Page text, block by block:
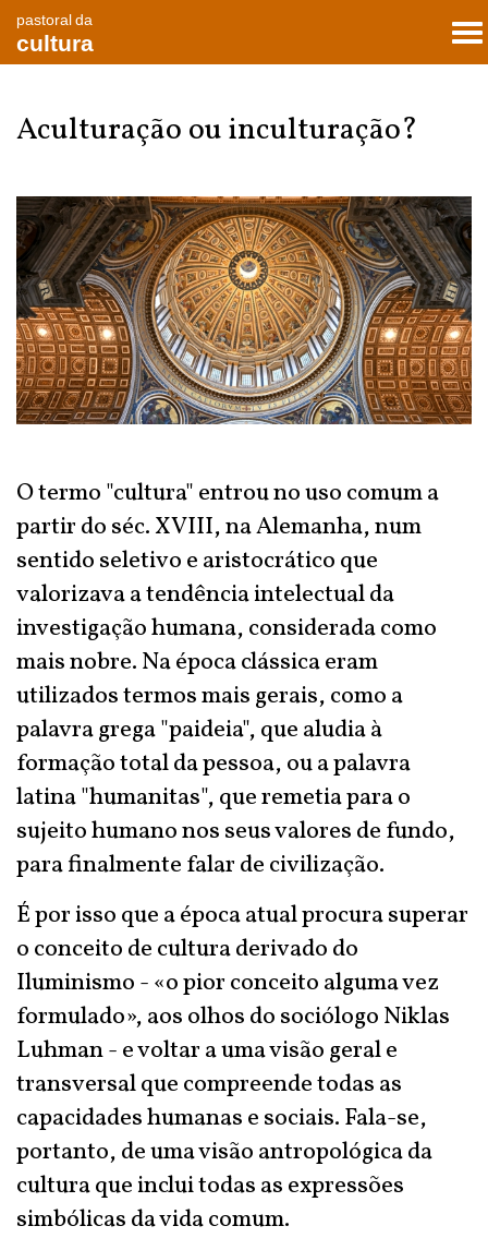
pastoral da
cultura
Aculturação ou inculturação?
O termo "cultura" entrou no uso comum a
partir do séc. XVIII, na Alemanha, num
sentido seletivo e aristocrático que
valorizava a tendência intelectual da
investigação humana, considerada como
mais nobre. Na época clássica eram
utilizados termos mais gerais, como a
palavra grega "paideia", que aludia à
formação total da pessoa, ou a palavra
latina "humanitas", que remetia para o
sujeito humano nos seus valores de fundo,
para finalmente falar de civilização.
É por isso que a época atual procura superar
o conceito de cultura derivado do
Iluminismo - «o pior conceito alguma vez
formulado», aos olhos do sociólogo Niklas
Luhman - e voltar a uma visão geral e
transversal que compreende todas as
capacidades humanas e sociais. Fala-se,
portanto, de uma visão antropológica da
cultura que inclui todas as expressões
simbólicas da vida comum.